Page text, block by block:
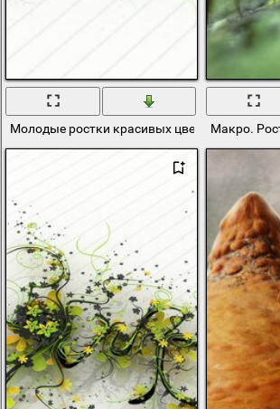
Молодые ростки красивых цветовМакро.